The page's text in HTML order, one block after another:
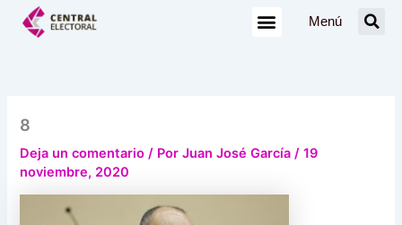
Menú
8
Deja un comentario / PorJuan José García/19
noviembre, 2020